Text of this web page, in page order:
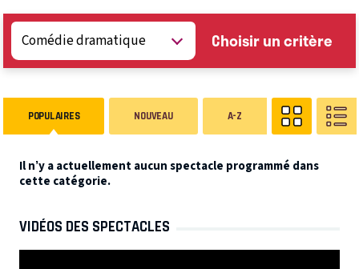
Choisir un critère
POPULAIRES NOUVEAU A-Z
Il n’y a actuellement aucun spectacle programmé dans
cette catégorie.
VIDÉOS DES SPECTACLES